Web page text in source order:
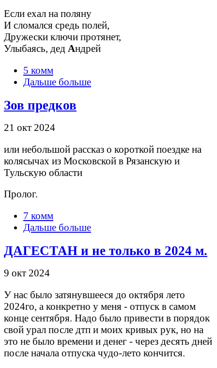
Если ехал на поляну
И сломался средь полей,
Дружески ключи протянет,
Улыбаясь, дед Андрей
5 комм
Дальше больше
Зов предков
21 окт 2024
или небольшой рассказ о короткой поездке на
колясычах из Московской в Рязанскую и
Тульскую области
Пролог.
7 комм
Дальше больше
ДАГЕСТАН и не только в 2024 м.
9 окт 2024
У нас было затянувшееся до октября лето
2024го, а конкретно у меня - отпуск в самом
конце сентября. Надо было привести в порядок
свой урал после дтп и моих кривых рук, но на
это не было времени и денег - через десять дней
после начала отпуска чудо-лето кончится.